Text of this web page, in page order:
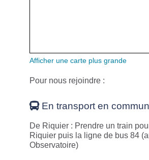
Afficher une carte plus grande
Pour nous rejoindre :
En transport en commun
De Riquier : Prendre un train
Riquier puis la ligne de bus 84
Observatoire)